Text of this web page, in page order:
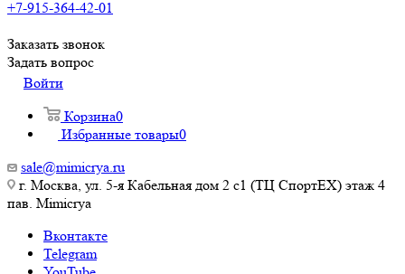
+7-915-364-42-01
Заказать звонок
Задать вопрос
Войти
Корзина0
Избранные товары0
sale@mimicrya.ru
г. Москва, ул. 5-я Кабельная дом 2 с1 (ТЦ СпортEX) этаж 4
пав. Mimicrya
Вконтакте
Telegram